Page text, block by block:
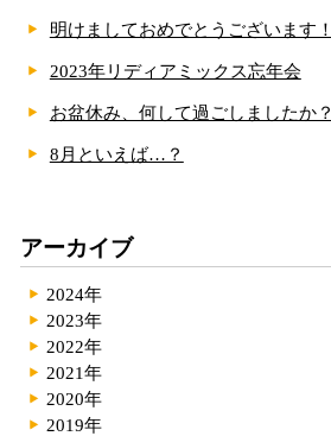
明けましておめでとうございます！
2023年リディアミックス忘年会
お盆休み、何して過ごしましたか？
8月といえば…？
アーカイブ
2024年
2023年
2022年
2021年
2020年
2019年